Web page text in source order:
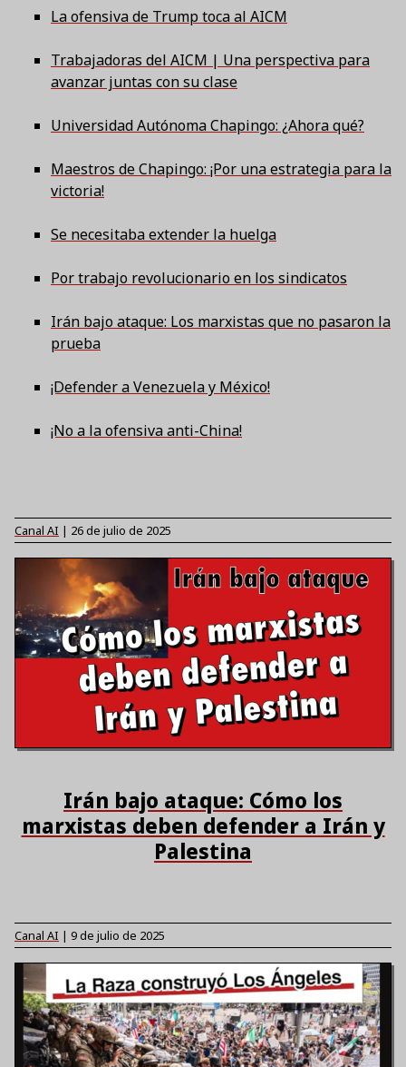
La ofensiva de Trump toca al AICM
Trabajadoras del AICM | Una perspectiva para
avanzar juntas con su clase
Universidad Autónoma Chapingo: ¿Ahora qué?
Maestros de Chapingo: ¡Por una estrategia para la
victoria!
Se necesitaba extender la huelga
Por trabajo revolucionario en los sindicatos
Irán bajo ataque: Los marxistas que no pasaron la
prueba
¡Defender a Venezuela y México!
¡No a la ofensiva anti-China!
Canal AI | 26 de julio de 2025
Irán bajo ataque: Cómo los
marxistas deben defender a Irán y
Palestina
Canal AI | 9 de julio de 2025